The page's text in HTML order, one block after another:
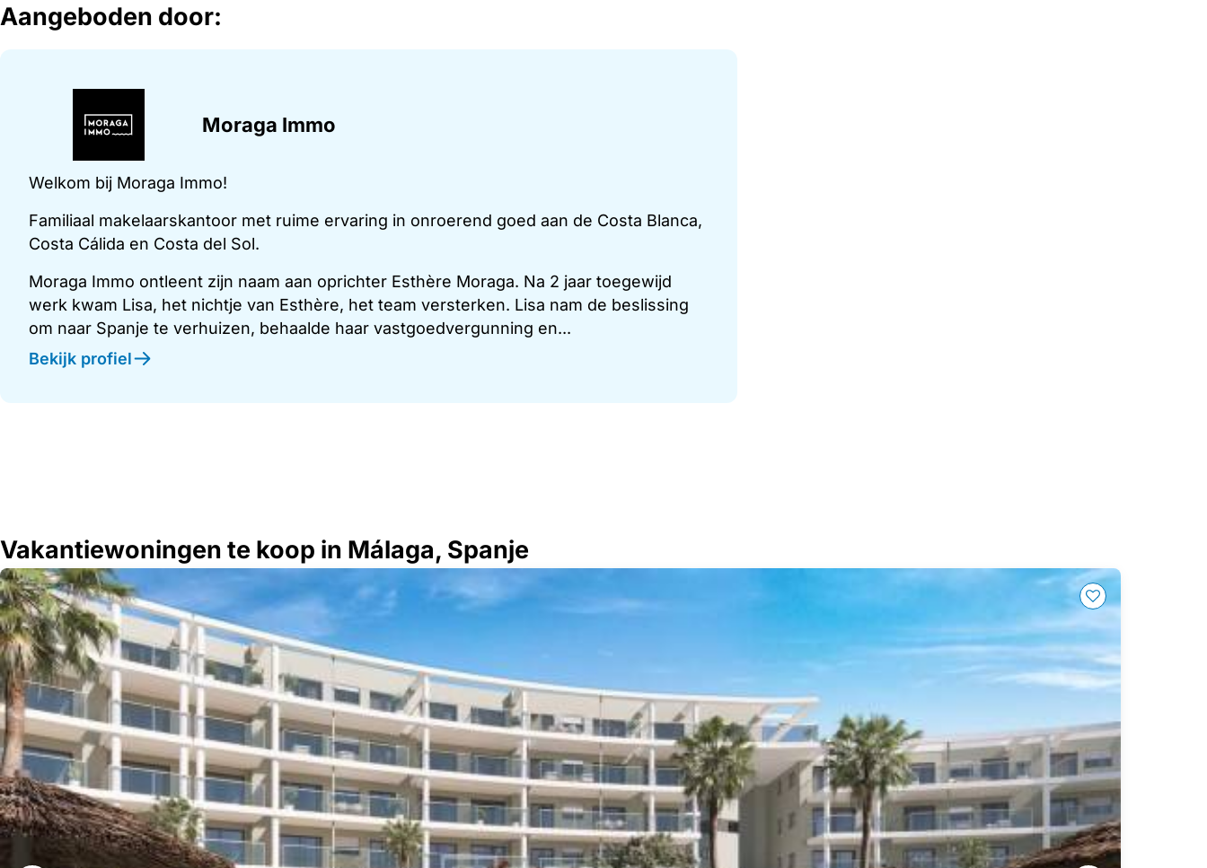
Aangeboden door:
Moraga Immo
Welkom bij Moraga Immo!
Familiaal makelaarskantoor met ruime ervaring in onroerend goed aan de Costa Blanca,
Costa Cálida en Costa del Sol.
Moraga Immo ontleent zijn naam aan oprichter Esthère Moraga. Na 2 jaar toegewijd
werk kwam Lisa, het nichtje van Esthère, het team versterken. Lisa nam de beslissing
om naar Spanje te verhuizen, behaalde haar vastgoedvergunning en...
Bekijk profiel
Vakantiewoningen te koop in Málaga, Spanje